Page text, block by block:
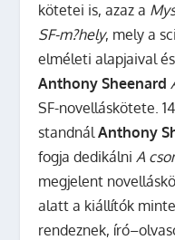
kötetei is, azaz a
SF-m?hely, mely a
elméleti alapjaival
Anthony Sheenard
SF-novelláskötete.
standnálAnthony
fogja dedikálniA
megjelent
alatt a kiállítók
rendeznek,